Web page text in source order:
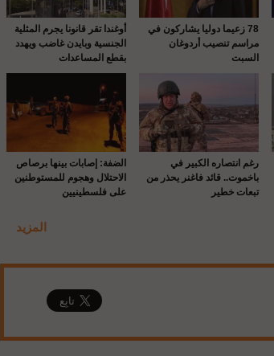
78 زعيما دوليا يشاركون في
مراسم تنصيب أردوغان
السبت
أوغندا تقر قانونا يجرم المثلية
الجنسية وبايدن غاضب ويهدد
بقطع المساعدات
رغم انتصاره الكبير في
باخموت.. قائد فاغنر يحذر من
تبعات خطير
الضفة: إصابات بينها برصاص
الاحتلال وهجوم للمستوطنين
على فلسطينيين
المزيد